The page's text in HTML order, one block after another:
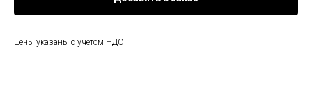
Цены указаны с учетом НДС